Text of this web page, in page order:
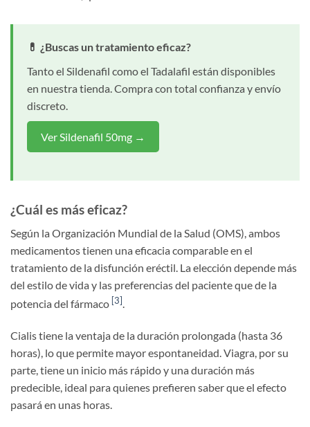
💊 ¿Buscas un tratamiento eficaz?
Tanto el Sildenafil como el Tadalafil están disponibles
en nuestra tienda. Compra con total confianza y envío
discreto.
Ver Sildenafil 50mg →
¿Cuál es más eficaz?
Según la Organización Mundial de la Salud (OMS), ambos
medicamentos tienen una eficacia comparable en el
tratamiento de la disfunción eréctil. La elección depende más
del estilo de vida y las preferencias del paciente que de la
potencia del fármaco [3].
Cialis tiene la ventaja de la duración prolongada (hasta 36
horas), lo que permite mayor espontaneidad. Viagra, por su
parte, tiene un inicio más rápido y una duración más
predecible, ideal para quienes prefieren saber que el efecto
pasará en unas horas.